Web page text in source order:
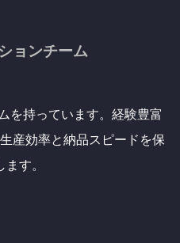
ョンチーム
を持っています。経験豊富
産効率と納品スピードを保
ます。